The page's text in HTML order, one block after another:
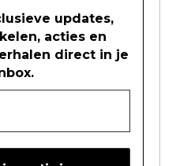
updates,
acties en
direct in je